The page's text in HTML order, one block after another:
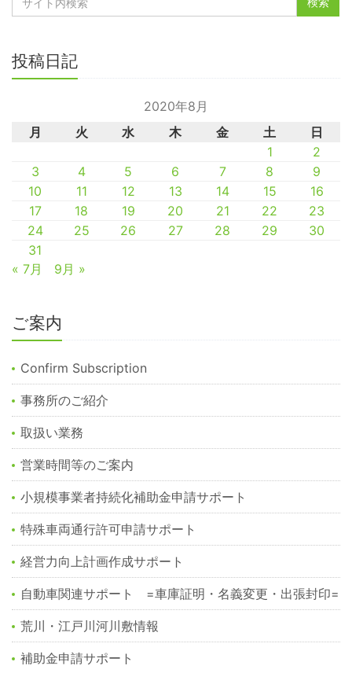
投稿日記
2020年8月
月
火 水 木 金 土
日
1
2
3
4 5 6 7 8
9
10
11 12 13 14 15
16
17
18 19 20 21 22
23
24
25 26 27 28 29
30
31
« 7月
9月 »
ご案内
Confirm Subscription
事務所のご紹介
取扱い業務
営業時間等のご案内
小規模事業者持続化補助金申請サポート
特殊車両通行許可申請サポート
経営力向上計画作成サポート
自動車関連サポート =車庫証明・名義変更・出張封印=
荒川・江戸川河川敷情報
補助金申請サポート